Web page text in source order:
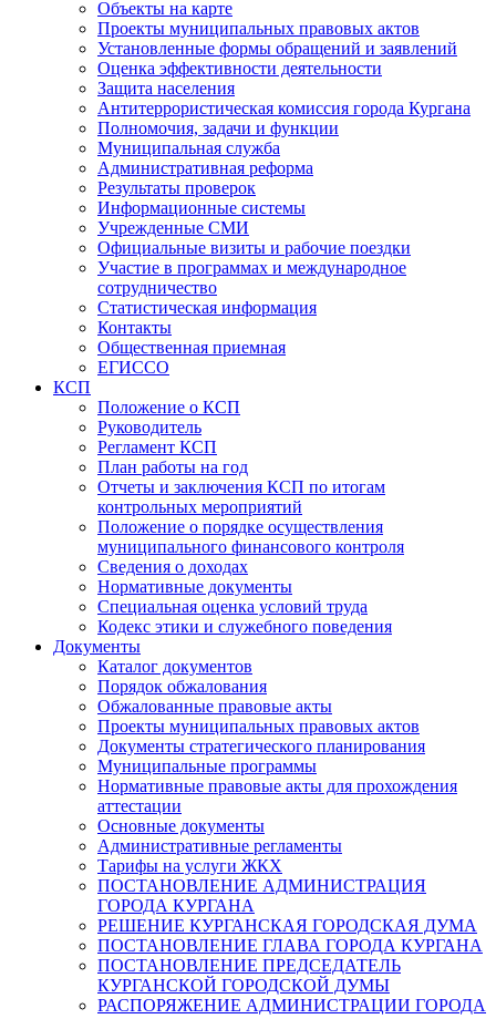
Объекты на карте
Проекты муниципальных правовых актов
Установленные формы обращений и заявлений
Оценка эффективности деятельности
Защита населения
Антитеррористическая комиссия города Кургана
Полномочия, задачи и функции
Муниципальная служба
Административная реформа
Результаты проверок
Информационные системы
Учрежденные СМИ
Официальные визиты и рабочие поездки
Участие в программах и международное
сотрудничество
Статистическая информация
Контакты
Общественная приемная
ЕГИССО
КСП
Положение о КСП
Руководитель
Регламент КСП
План работы на год
Отчеты и заключения КСП по итогам
контрольных мероприятий
Положение о порядке осуществления
муниципального финансового контроля
Сведения о доходах
Нормативные документы
Специальная оценка условий труда
Кодекс этики и служебного поведения
Документы
Каталог документов
Порядок обжалования
Обжалованные правовые акты
Проекты муниципальных правовых актов
Документы стратегического планирования
Муниципальные программы
Нормативные правовые акты для прохождения
аттестации
Основные документы
Административные регламенты
Тарифы на услуги ЖКХ
ПОСТАНОВЛЕНИЕ АДМИНИСТРАЦИЯ
ГОРОДА КУРГАНА
РЕШЕНИЕ КУРГАНСКАЯ ГОРОДСКАЯ ДУМА
ПОСТАНОВЛЕНИЕ ГЛАВА ГОРОДА КУРГАНА
ПОСТАНОВЛЕНИЕ ПРЕДСЕДАТЕЛЬ
КУРГАНСКОЙ ГОРОДСКОЙ ДУМЫ
РАСПОРЯЖЕНИЕ АДМИНИСТРАЦИИ ГОРОДА